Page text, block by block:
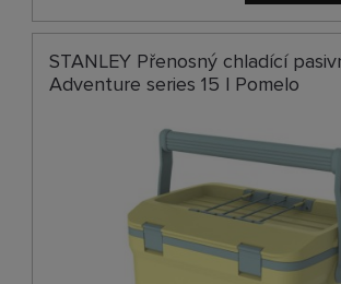
STANLEY Přenosný chladící
Adventure series 15 l Pomelo